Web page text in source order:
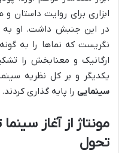
ابزاری برای روایت
در این جنبش داشت. او به
نگریست که نماها را به
ارگانیک و معنابخش را
یکدیگر و بر کل نظریه
سینمایی را پایه گذاری کردند.
مونتاژ از آغاز
تحول